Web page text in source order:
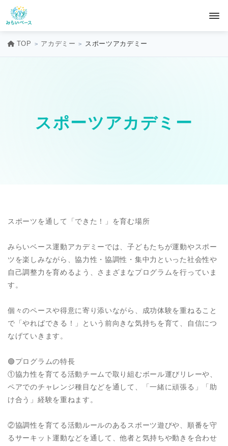
TOP アカデミー スポーツアカデミー
スポーツアカデミー
スポーツを通して「できた！」を育む場所
みらいベース運動アカデミーでは、子どもたちが運動やスポー
ツを楽しみながら、協力性・協調性・集中力といった社会性や
自己調整力を育めるよう、さまざまなプログラムを行っていま
す。
個々のペースや得意に寄り添いながら、成功体験を重ねること
で「やればできる！」という前向きな気持ちを育て、自信につ
なげていきます。
🟢プログラムの特長
①協力性を育てる活動チームで取り組むボール運びリレーや、
ペアでのチャレンジ種目などを通して、「一緒に頑張る」「助
け合う」経験を重ねます。
②協調性を育てる活動ルールのあるスポーツ遊びや、順番を守
るサーキット運動などを通して、他者と気持ちや動きを合わせ